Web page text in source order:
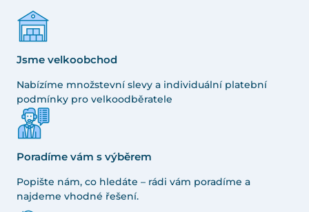
Jsme velkoobchod
Nabízíme množstevní slevy a individuální platební
podmínky pro velkoodběratele
Poradíme vám s výběrem
Popište nám, co hledáte – rádi vám poradíme a
najdeme vhodné řešení.